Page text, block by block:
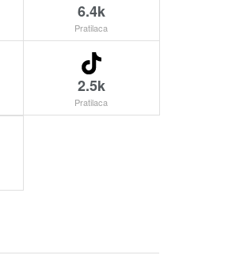
6.4k
Pratilaca
2.5k
Pratilaca